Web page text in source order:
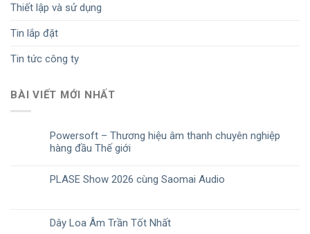
Thiết lập và sử dụng
Tin lắp đặt
Tin tức công ty
BÀI VIẾT MỚI NHẤT
Powersoft – Thương hiệu âm thanh chuyên nghiệp
hàng đầu Thế giới
PLASE Show 2026 cùng Saomai Audio
Dây Loa Âm Trần Tốt Nhất